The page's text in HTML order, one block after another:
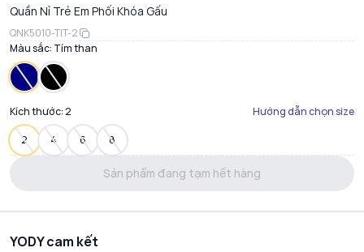
Quần Nỉ Trẻ Em Phối Khóa Gấu
QNK5010-TIT-2
Màu sắc: Tím than
Kích thước:2 Hướng dẫn chọn size
2 4 6 8
Sản phẩm đang tạm hết hàng
YODY cam kết